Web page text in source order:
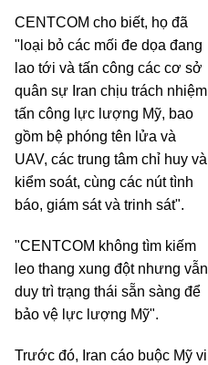
CENTCOM cho biết, họ đã
"loại bỏ các mối đe dọa đang
lao tới và tấn công các cơ sở
quân sự Iran chịu trách nhiệm
tấn công lực lượng Mỹ, bao
gồm bệ phóng tên lửa và
UAV, các trung tâm chỉ huy và
kiểm soát, cùng các nút tình
báo, giám sát và trinh sát".
"CENTCOM không tìm kiếm
leo thang xung đột nhưng vẫn
duy trì trạng thái sẵn sàng để
bảo vệ lực lượng Mỹ".
Trước đó, Iran cáo buộc Mỹ vi